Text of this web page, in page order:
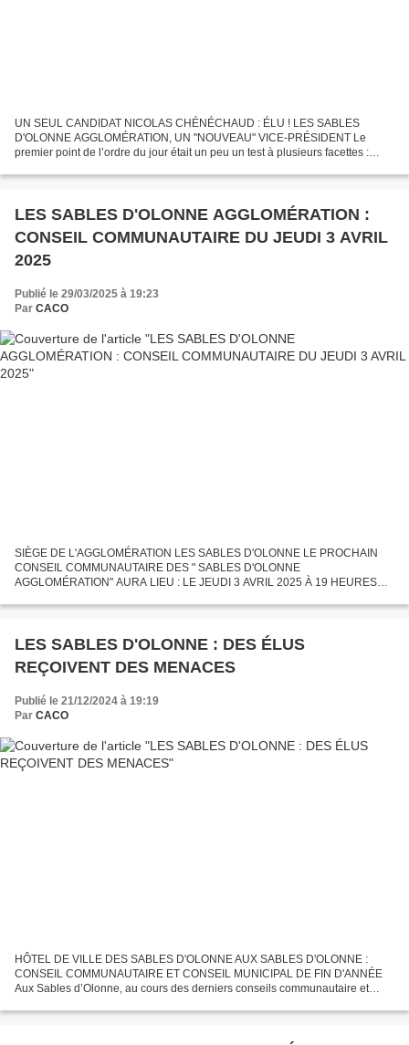
UN SEUL CANDIDAT NICOLAS CHÉNÉCHAUD : ÉLU ! LES SABLES
D'OLONNE AGGLOMÉRATION, UN "NOUVEAU" VICE-PRÉSIDENT Le
premier point de l’ordre du jour était un peu un test à plusieurs facettes :
LES SABLES D'OLONNE AGGLOMÉRATION :
CONSEIL COMMUNAUTAIRE DU JEUDI 3 AVRIL
2025
Publié le 29/03/2025 à 19:23
Par CACO
SIÈGE DE L'AGGLOMÉRATION LES SABLES D'OLONNE LE PROCHAIN
CONSEIL COMMUNAUTAIRE DES " SABLES D'OLONNE
AGGLOMÉRATION" AURA LIEU : LE JEUDI 3 AVRIL 2025 À 19 HEURES
Association citoyenne CACO se...
LES SABLES D'OLONNE : DES ÉLUS
REÇOIVENT DES MENACES
Publié le 21/12/2024 à 19:19
Par CACO
HÔTEL DE VILLE DES SABLES D'OLONNE AUX SABLES D'OLONNE :
CONSEIL COMMUNAUTAIRE ET CONSEIL MUNICIPAL DE FIN D'ANNÉE
Aux Sables d’Olonne, au cours des derniers conseils communautaire et